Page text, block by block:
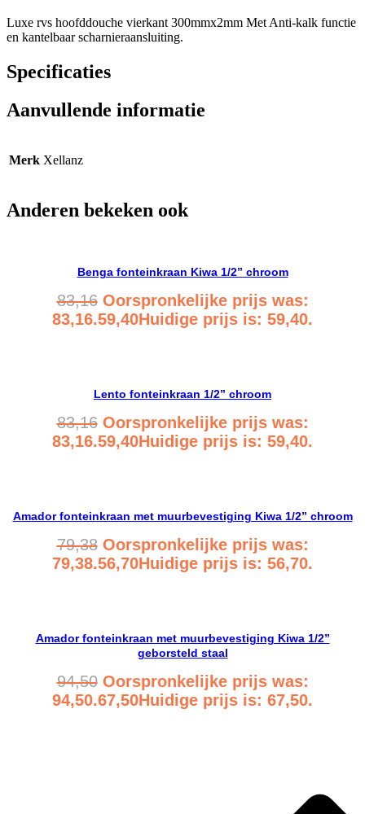
Luxe rvs hoofddouche vierkant 300mmx2mm Met Anti-kalk functie
en kantelbaar scharnieraansluiting.
Specificaties
Aanvullende informatie
Merk Xellanz
Anderen bekeken ook
Benga fonteinkraan Kiwa 1/2” chroom
83,16 Oorspronkelijke prijs was:
83,16.59,40Huidige prijs is: 59,40.
Lento fonteinkraan 1/2” chroom
83,16 Oorspronkelijke prijs was:
83,16.59,40Huidige prijs is: 59,40.
Amador fonteinkraan met muurbevestiging Kiwa 1/2” chroom
79,38 Oorspronkelijke prijs was:
79,38.56,70Huidige prijs is: 56,70.
Amador fonteinkraan met muurbevestiging Kiwa 1/2”
geborsteld staal
94,50 Oorspronkelijke prijs was:
94,50.67,50Huidige prijs is: 67,50.